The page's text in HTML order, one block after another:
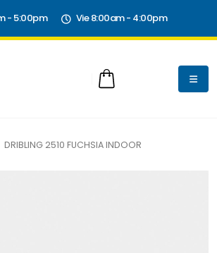
- 5:00pm Vie 8:00am - 4:00pm
DRIBLING 2510 FUCHSIA INDOOR